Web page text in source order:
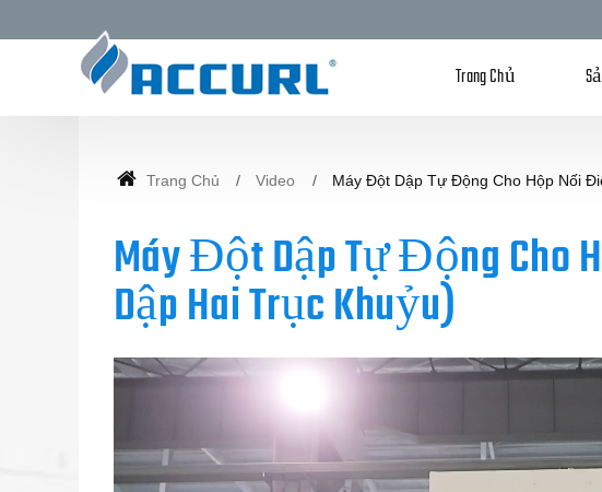
Trang Chủ
Trang Chủ Video Máy Đột Dập Tự Động Cho Hộp Nối
Máy Đột Dập Tự Động Cho
Dập Hai Trục Khuỷu)